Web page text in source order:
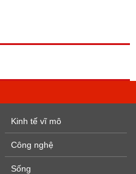
Kinh tế vĩ mô
Công nghệ
Sống